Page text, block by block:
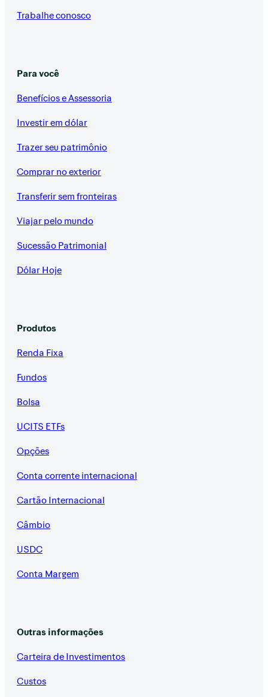
Trabalhe conosco
Para você
Benefícios e Assessoria
Investir em dólar
Trazer seu patrimônio
Comprar no exterior
Transferir sem fronteiras
Viajar pelo mundo
Sucessão Patrimonial
Dólar Hoje
Produtos
Renda Fixa
Fundos
Bolsa
UCITS ETFs
Opções
Conta corrente internacional
Cartão Internacional
Câmbio
USDC
Conta Margem
Outras informações
Carteira de Investimentos
Custos